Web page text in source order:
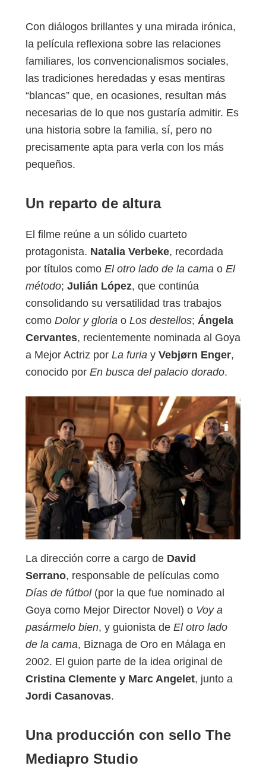
Con diálogos brillantes y una mirada irónica,
la película reflexiona sobre las relaciones
familiares, los convencionalismos sociales,
las tradiciones heredadas y esas mentiras
“blancas” que, en ocasiones, resultan más
necesarias de lo que nos gustaría admitir. Es
una historia sobre la familia, sí, pero no
precisamente apta para verla con los más
pequeños.
Un reparto de altura
El filme reúne a un sólido cuarteto
protagonista. Natalia Verbeke, recordada
por títulos como El otro lado de la cama o El
método; Julián López, que continúa
consolidando su versatilidad tras trabajos
como Dolor y gloria o Los destellos; Ángela
Cervantes, recientemente nominada al Goya
a Mejor Actriz por La furia y Vebjørn Enger,
conocido por En busca del palacio dorado.
La dirección corre a cargo de David
Serrano, responsable de películas como
Días de fútbol(por la que fue nominado al
Goya como Mejor Director Novel) o Voy a
pasármelo bien, y guionista de El otro lado
de la cama, Biznaga de Oro en Málaga en
2002. El guion parte de la idea original de
Cristina Clemente y Marc Angelet, junto a
Jordi Casanovas.
Una producción con sello The
Mediapro Studio